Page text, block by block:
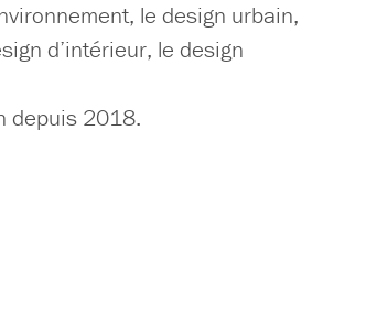
le design urbain,
d’intérieur, le design
depuis 2018.